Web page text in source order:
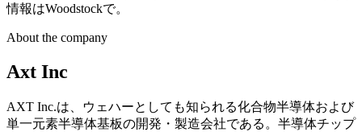
情報はWoodstockで。
About the company
Axt Inc
AXT Inc.は、ウェハーとしても知られる化合物半導体および
単一元素半導体基板の開発・製造会社である。半導体チップ